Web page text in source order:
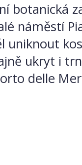
botanická
náměstí
ukryt i
delle